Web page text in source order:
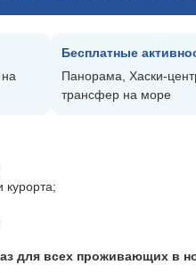
Бесплатные
Панорама,
трансфер на море
курорта;
для всех проживающих в